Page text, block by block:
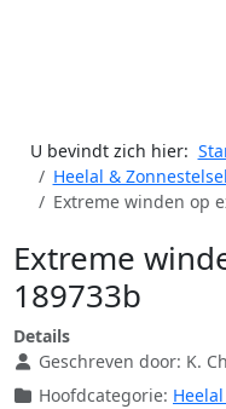
U bevindt zich hier:
Heelal & Zonnestelsel
Extreme winden op
Extreme
189733b
Details
Geschreven door: K.
Hoofdcategorie: